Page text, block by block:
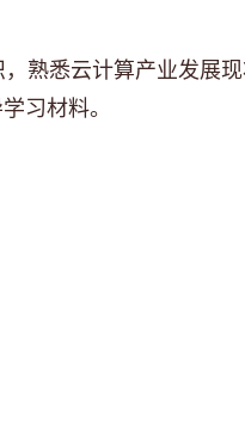
熟悉云计算产业发展
习材料。